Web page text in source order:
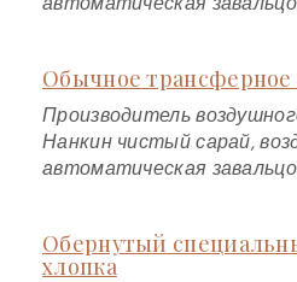
Обычное трансферное
Производитель
Нанкин чистый сарай,
автоматическая
Обернутый
хлопка